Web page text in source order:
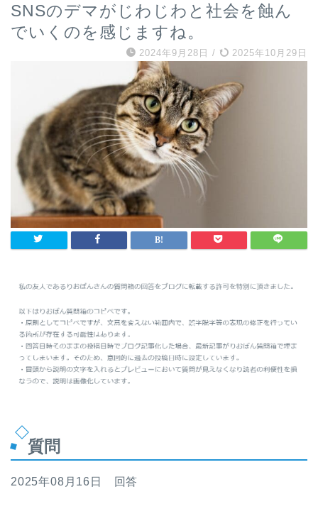
SNSのデマがじわじわと社会を蝕ん
でいくのを感じますね。
2024年9月28日 / 2025年10月29日
質問
2025年08月16日 回答